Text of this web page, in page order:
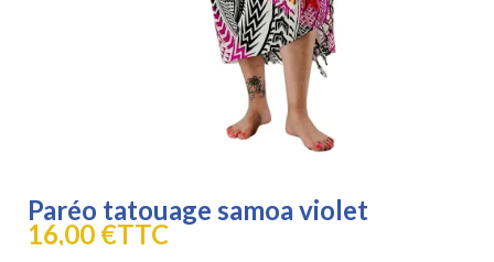
Paréo tatouage samoa violet
16,00 €TTC